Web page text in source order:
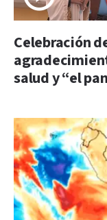
Celebración
salud y “el